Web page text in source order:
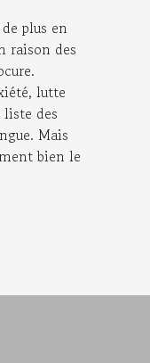
plus en
raison des
lutte
des
Mais
bien le